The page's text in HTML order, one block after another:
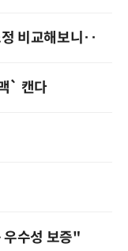
정 비교해보니‥
` 캔다
우수성 보증"